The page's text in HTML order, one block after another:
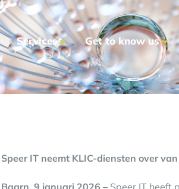
Services Get to know us
Speer IT neemt KLIC-diensten over
Baarn, 9 januari 2026 –Speer IT heeft